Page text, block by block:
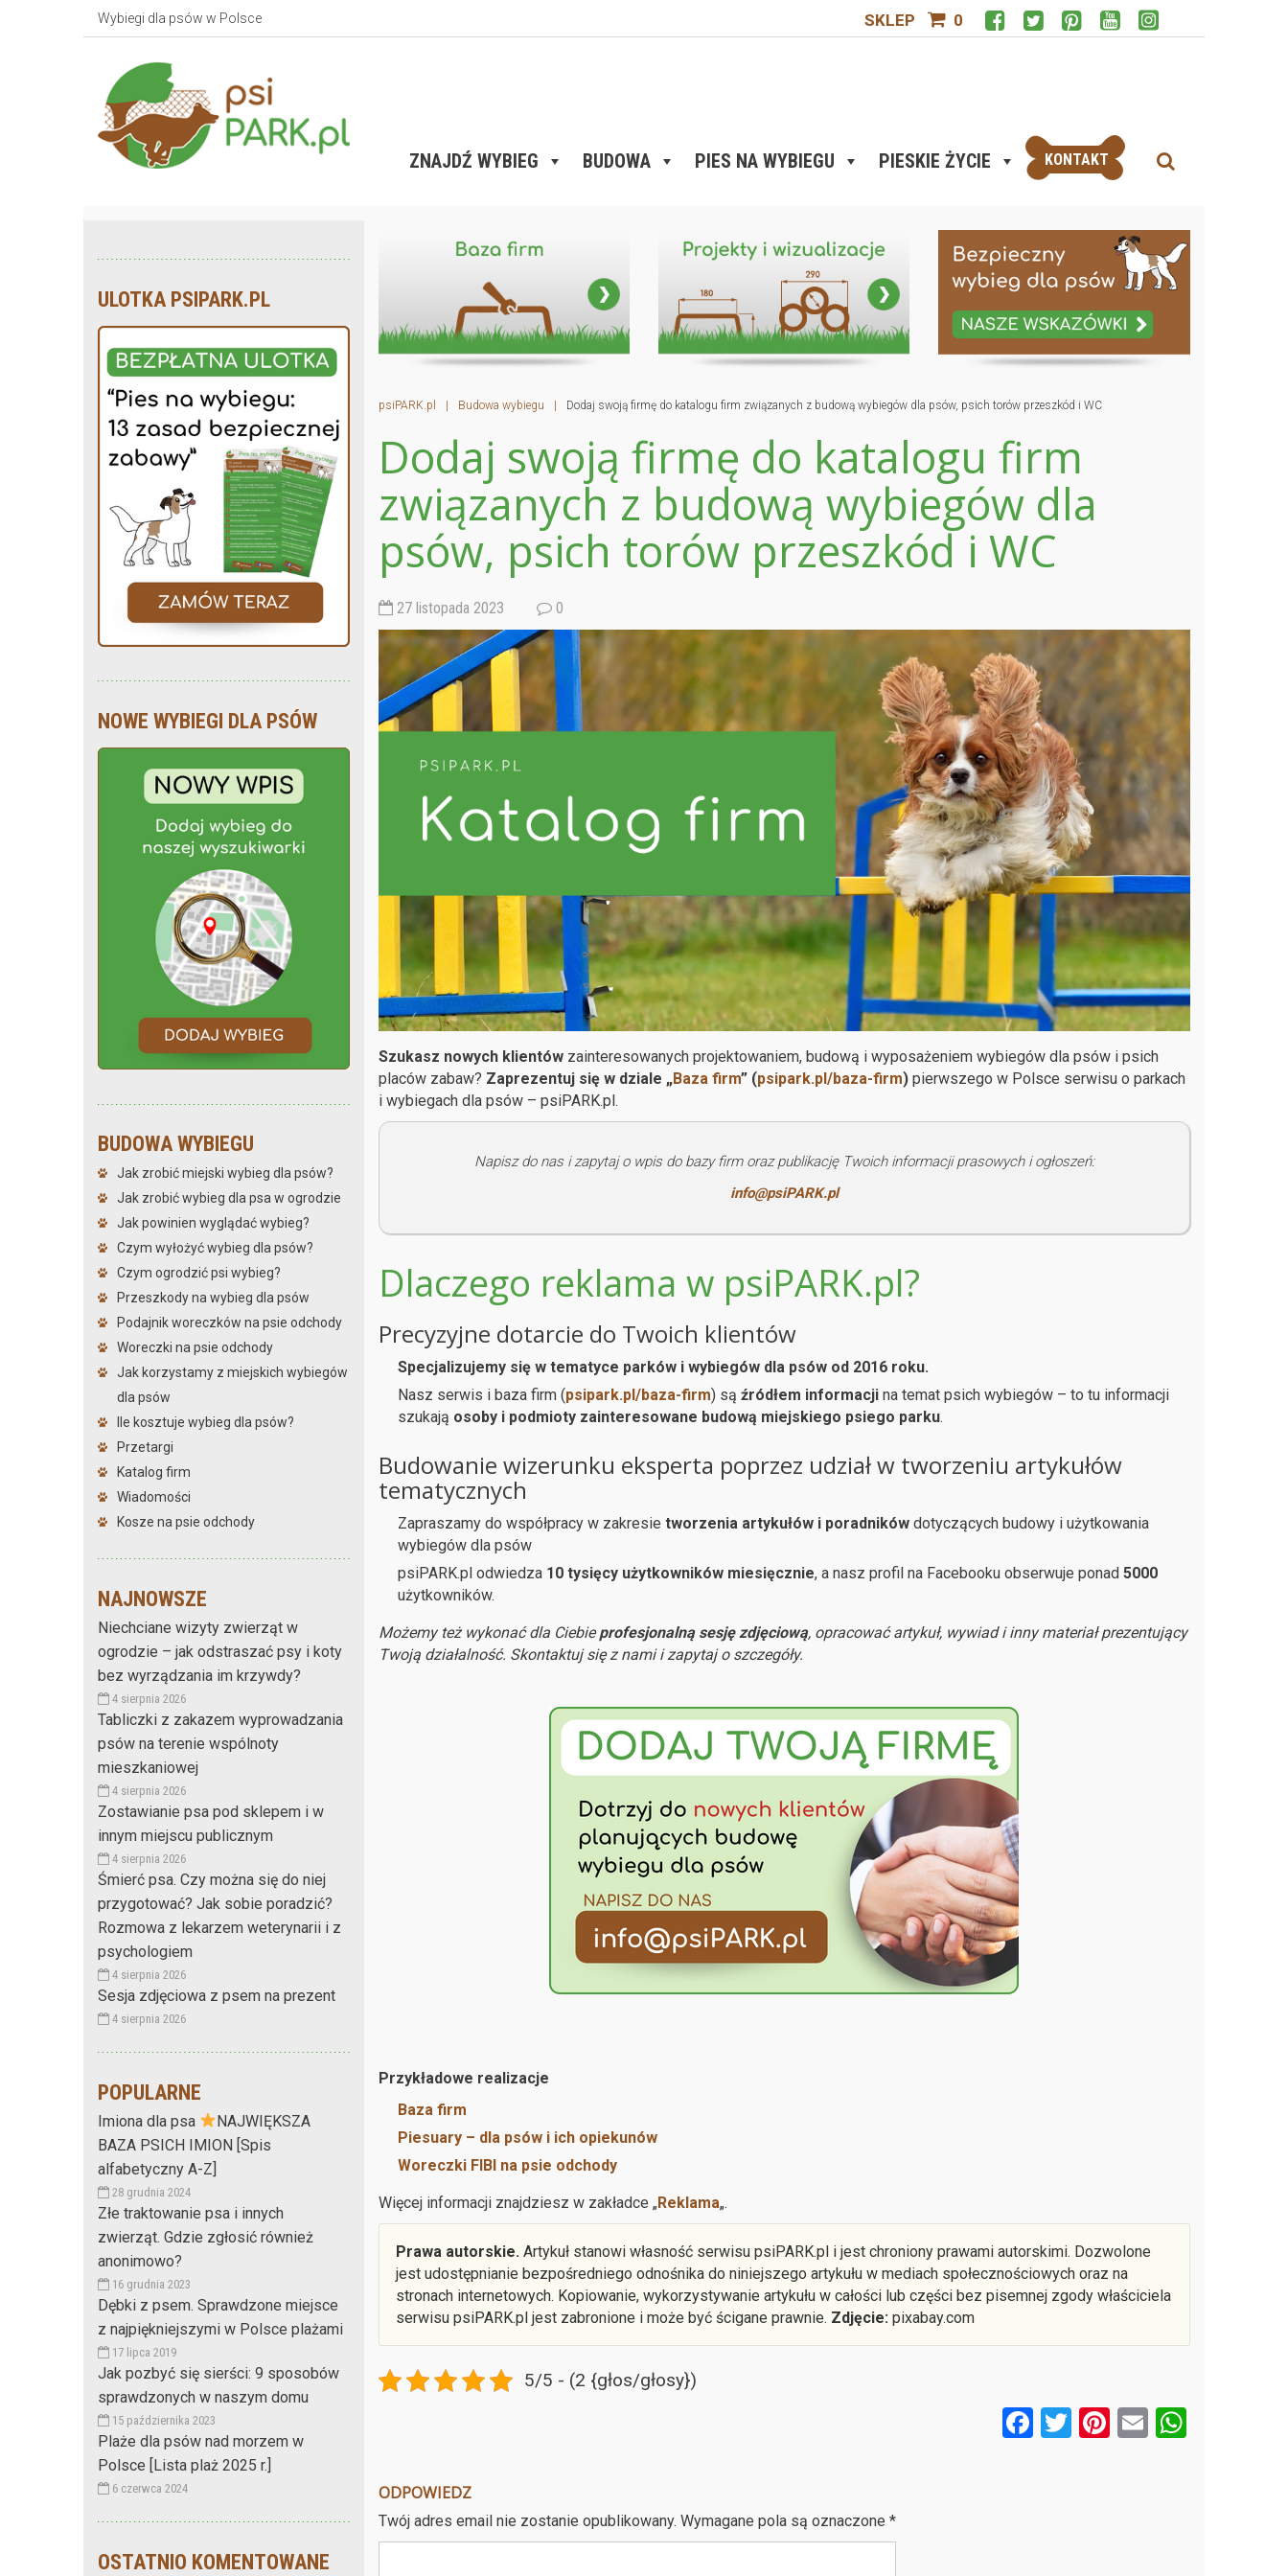
Wybiegi dla psów w Polsce SKLEP 0
ZNAJDŹ WYBIEG BUDOWA PIES NA WYBIEGU PIESKIE ŻYCIE KONTAKT
ULOTKA PSIPARK.PL
NOWE WYBIEGI DLA PSÓW
BUDOWA WYBIEGU
Jak zrobić miejski wybieg dla psów?
Jak zrobić wybieg dla psa w ogrodzie
Jak powinien wyglądać wybieg?
Czym wyłożyć wybieg dla psów?
Czym ogrodzić psi wybieg?
Przeszkody na wybieg dla psów
Podajnik woreczków na psie odchody
Woreczki na psie odchody
Jak korzystamy z miejskich wybiegów
dla psów
Ile kosztuje wybieg dla psów?
Przetargi
Katalog firm
Wiadomości
Kosze na psie odchody
NAJNOWSZE
Niechciane wizyty zwierząt w
ogrodzie – jak odstraszać psy i koty
bez wyrządzania im krzywdy?
4 sierpnia 2026
Tabliczki z zakazem wyprowadzania
psów na terenie wspólnoty
mieszkaniowej
4 sierpnia 2026
Zostawianie psa pod sklepem i w
innym miejscu publicznym
4 sierpnia 2026
Śmierć psa. Czy można się do niej
przygotować? Jak sobie poradzić?
Rozmowa z lekarzem weterynarii i z
psychologiem
4 sierpnia 2026
Sesja zdjęciowa z psem na prezent
4 sierpnia 2026
POPULARNE
Imiona dla psa
NAJWIĘKSZA
BAZA PSICH IMION [Spis
alfabetyczny A-Z]
28 grudnia 2024
Złe traktowanie psa i innych
zwierząt. Gdzie zgłosić również
anonimowo?
16 grudnia 2023
Dębki z psem. Sprawdzone miejsce
z najpiękniejszymi w Polsce plażami
17 lipca 2019
Jak pozbyć się sierści: 9 sposobów
sprawdzonych w naszym domu
15 października 2023
Plaże dla psów nad morzem w
Polsce [Lista plaż 2025 r.]
6 czerwca 2024
OSTATNIO KOMENTOWANE
psiPARK.pl Budowa wybiegu Dodaj swoją firmę do katalogu firm związanych z budową wybiegów dla psów, psich torów przeszkód i WC
Dodaj swoją firmę do katalogu firm
związanych z budową wybiegów dla
psów, psich torów przeszkód i WC
27 listopada 2023 0
Szukasz nowych klientówzainteresowanych projektowaniem, budową i wyposażeniem wybiegów dla psów i psich
placów zabaw? Zaprezentuj się w dziale „Baza firm” (psipark.pl/baza-firm)pierwszego w Polsce serwisu o parkach
i wybiegach dla psów – psiPARK.pl.
Napisz do nas i zapytaj o wpis do bazy firm oraz publikację Twoich informacji prasowych i ogłoszeń:
info@psiPARK.pl
Dlaczego reklama w psiPARK.pl?
Precyzyjne dotarcie do Twoich klientów
Specjalizujemy się w tematyce parków i wybiegów dla psów od 2016 roku.
Nasz serwis i baza firm (psipark.pl/baza-firm) są źródłem informacjina temat psich wybiegów – to tu informacji
szukają osoby i podmioty zainteresowane budową miejskiego psiego parku.
Budowanie wizerunku eksperta poprzez udział w tworzeniu artykułów
tematycznych
Zapraszamy do współpracy w zakresie tworzenia artykułów i poradnikówdotyczących budowy i użytkowania
wybiegów dla psów
psiPARK.pl odwiedza10 tysięcy użytkowników miesięcznie, a nasz profil na Facebooku obserwuje ponad5000
użytkowników.
Możemy też wykonać dla Ciebieprofesjonalną sesję zdjęciową, opracować artykuł, wywiad i inny materiał prezentujący
Twoją działalność. Skontaktuj się z nami i zapytaj o szczegóły.
Przykładowe realizacje
Baza firm
Piesuary – dla psów i ich opiekunów
Woreczki FIBI na psie odchody
Więcej informacji znajdziesz w zakładce „Reklama„.
Prawa autorskie. Artykuł stanowi własność serwisu psiPARK.pl i jest chroniony prawami autorskimi. Dozwolone
jest udostępnianie bezpośredniego odnośnika do niniejszego artykułu w mediach społecznościowych oraz na
stronach internetowych. Kopiowanie, wykorzystywanie artykułu w całości lub części bez pisemnej zgody właściciela
serwisu psiPARK.pl jest zabronione i może być ścigane prawnie. Zdjęcie: pixabay.com
5/5 - (2 {głos/głosy})
F T Pi E
ODPOWIEDZ
Twój adres email nie zostanie opublikowany. Wymagane pola są oznaczone *